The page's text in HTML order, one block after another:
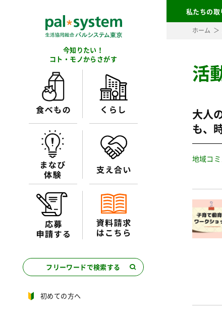
私たちの取
今知りたい！
コト・モノからさがす
フリーワードで検索する
初めての方へ
ホーム
活
大人
も、
地域コ